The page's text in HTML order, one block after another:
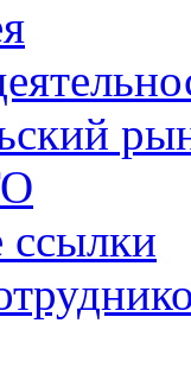
ссылки